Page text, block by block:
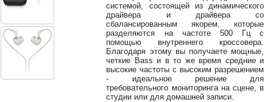
8
0162
25-
38-
38
системой, состоящей из динамического
драйвера и драйвера со
сбалансированным якорем, которые
разделяются на частоте 500 Гц с
помощью внутреннего кроссовера.
Благодаря этому вы получаете мощные,
четкие Bass и в то же время средние и
высокие частоты с высоким разрешением
- идеальное решение для
требовательного мониторинга на сцене, в
студии или для домашней записи.